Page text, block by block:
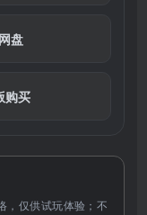
盘
购买
，仅供试玩体验；不